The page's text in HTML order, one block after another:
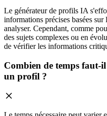
Le générateur de profils IA
informations précises basées
analyser. Cependant, comme
des sujets complexes ou en
de vérifier les informations
Combien de temps faut-
un profil ?